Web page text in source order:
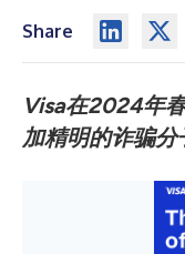
Share
Visa在2024年
加精明的诈骗分